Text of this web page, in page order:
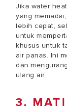
Jika water
yang
lebih cepat,
untuk
khusus untuk
air panas. Ini
dan
ulang air.
3.